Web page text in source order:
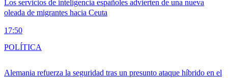
Los servicios de inteligencia españoles advierten de una nueva
oleada de migrantes hacia Ceuta
17:50
Alemania refuerza la seguridad tras un presunto ataque híbrido en el
POLÍTICA